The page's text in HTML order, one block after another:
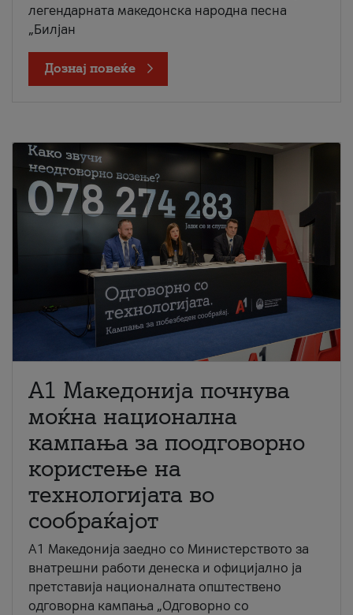
легендарната македонска народна песна
„Билјан
Дознај повеќе
A1 Македонија почнува
моќна национална
кампања за поодговорно
користење на
технологијата во
сообраќајот
A1 Македонија заедно со Министерството за
внатрешни работи денеска и официјално ја
претставија националната општествено
одговорна кампања „Одговорно со